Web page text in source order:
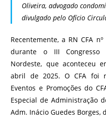
Oliveira, advogado
divulgado pelo Ofício
Recentemente, a RN CFA
durante o III Congresso
Nordeste, que aconteceu
abril de 2025. O CFA foi
Eventos e Promoções do
Especial de Administração
Adm. Inácio Guedes Borges,